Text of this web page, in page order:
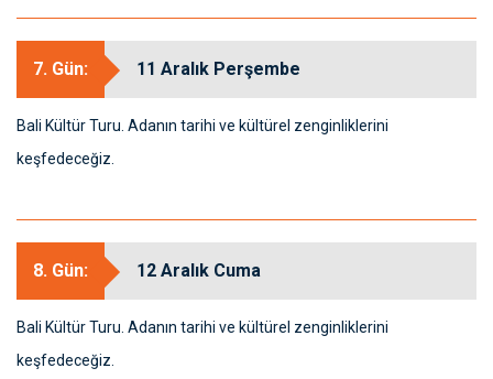
7. Gün: 11 Aralık Perşembe
Bali Kültür Turu. Adanın tarihi ve kültürel zenginliklerini
keşfedeceğiz.
8. Gün: 12 Aralık Cuma
Bali Kültür Turu. Adanın tarihi ve kültürel zenginliklerini
keşfedeceğiz.